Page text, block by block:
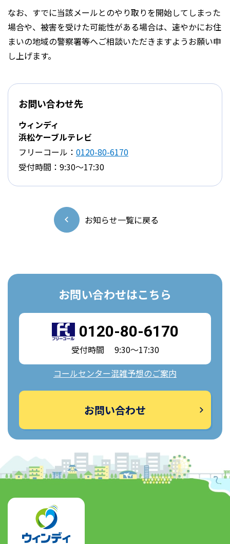
なお、すでに当該メールとのやり取りを開始してしまった
場合や、被害を受けた可能性がある場合は、速やかにお住
まいの地域の警察署等へご相談いただきますようお願い申
し上げます。
お問い合わせ先
ウィンディ
浜松ケーブルテレビ
フリーコール： 0120-80-6170
受付時間：9:30～17:30
お知らせ一覧に戻る
お問い合わせはこちら
0120-80-6170
受付時間 9:30～17:30
コールセンター混雑予想のご案内
お問い合わせ